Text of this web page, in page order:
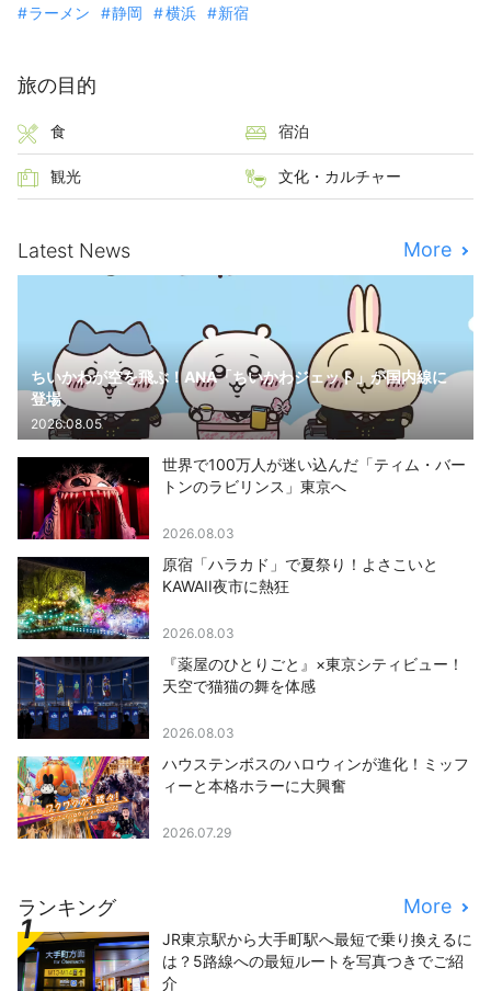
ラーメン
静岡 横浜 新宿
旅の目的
食 宿泊
観光 文化・カルチャー
Latest News More
ちいかわが空を飛ぶ！ANA「ちいかわジェット」が国内線に
登場
2026.08.05
世界で100万人が迷い込んだ「ティム・バー
トンのラビリンス」東京へ
2026.08.03
原宿「ハラカド」で夏祭り！よさこいと
KAWAII夜市に熱狂
2026.08.03
『薬屋のひとりごと』×東京シティビュー！
天空で猫猫の舞を体感
2026.08.03
ハウステンボスのハロウィンが進化！ミッフ
ィーと本格ホラーに大興奮
2026.07.29
ランキング More
JR東京駅から大手町駅へ最短で乗り換えるに
は？5路線への最短ルートを写真つきでご紹
介